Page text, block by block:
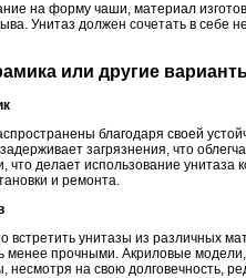
на форму чаши, материал
Унитаз должен сочетать в себе
или другие
благодаря своей
загрязнения, что
что делает использование
и ремонта.
унитазы из различных
менее прочными. Акриловые
на свою долговечность,